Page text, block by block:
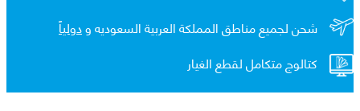
شحن لجميع مناطق المملكة العربية السعوديه ودولياً
كتالوج متكامل لقطع الغيار